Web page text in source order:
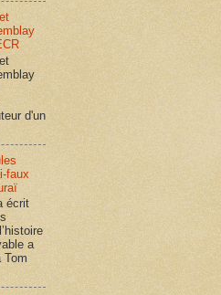
d'un
faux
écrit
a
Tom